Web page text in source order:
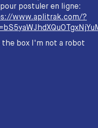
pour postuler en ligne:
www.aplitrak.com/?
the box I'm not a robot